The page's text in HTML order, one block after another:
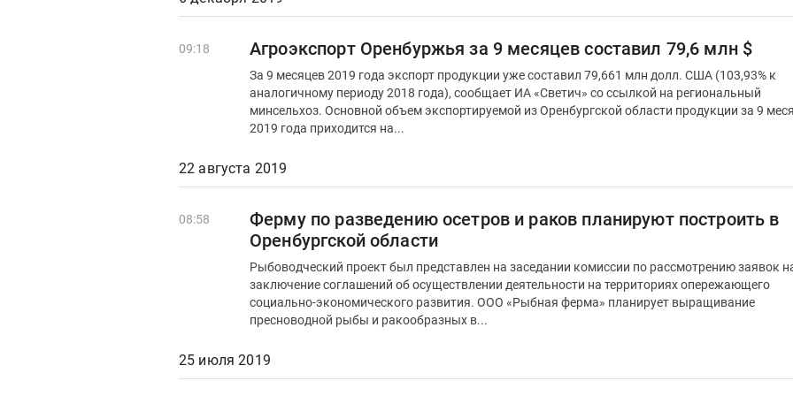
09:18 Агроэкспорт Оренбуржья за 9 месяцев составил 79,6 млн $
За 9 месяцев 2019 года экспорт продукции уже составил 79,661 млн долл. США (103,93% к
аналогичному периоду 2018 года), сообщает ИА «Светич» со ссылкой на региональный
минсельхоз. Основной объем экспортируемой из Оренбургской области продукции за 9 месяцев
2019 года приходится на...
22 августа 2019
08:58
Ферму по разведению осетров и раков планируют построить в
Оренбургской области
Рыбоводческий проект был представлен на заседании комиссии по рассмотрению заявок
заключение соглашений об осуществлении деятельности на территориях опережающего
социально-экономического развития. ООО «Рыбная ферма» планирует выращивание
пресноводной рыбы и ракообразных в...
25 июля 2019